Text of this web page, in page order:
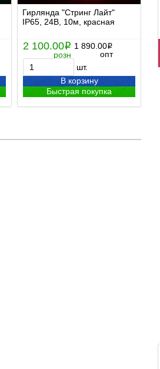
Гирлянда "Стринг Лайт"
IP65, 24В, 10м, красная
2 100.00i
розн
1 890.00i
опт
шт.
В корзину
Быстрая покупка